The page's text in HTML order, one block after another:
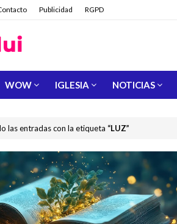
Publicidad RGPD
WOW IGLESIA NOTICIAS
las entradas con la etiqueta LUZ